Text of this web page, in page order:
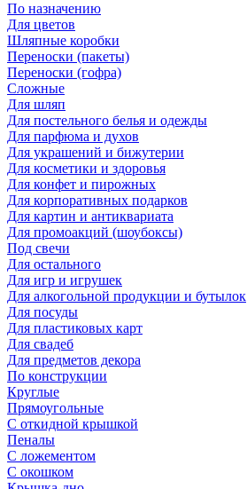
По назначению
Для цветов
Шляпные коробки
Переноски (пакеты)
Переноски (гофра)
Сложные
Для шляп
Для постельного белья и одежды
Для парфюма и духов
Для украшений и бижутерии
Для косметики и здоровья
Для конфет и пирожных
Для корпоративных подарков
Для картин и антиквариата
Для промоакций (шоубоксы)
Под свечи
Для остального
Для игр и игрушек
Для алкогольной продукции и бутылок
Для посуды
Для пластиковых карт
Для свадеб
Для предметов декора
По конструкции
Круглые
Прямоугольные
С откидной крышкой
Пеналы
С ложементом
С окошком